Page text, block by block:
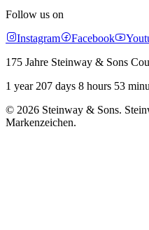
Follow us on
Instagram
Facebook
175 Jahre Steinway & Sons
1 year 207 days 8 hours 53
© 2026 Steinway & Sons.
Markenzeichen.